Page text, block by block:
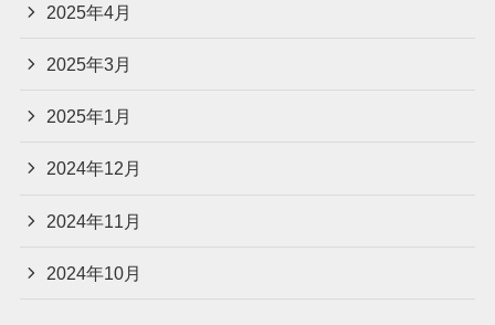
2025年4月
2025年3月
2025年1月
2024年12月
2024年11月
2024年10月